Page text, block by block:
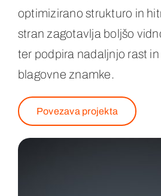
optimizirano strukturo in
stran zagotavlja boljšo
ter podpira nadaljnjo rast
blagovne znamke.
Povezava projekta